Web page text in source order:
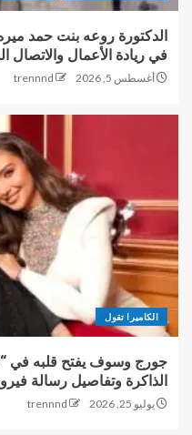
الدكتورة روعه بنت حمد
في ريادة الأعمال والاتصال
أغسطس 5, 2026 trennnd
الكاميرا تقول
جورج وسوف يفتح قلبه في
الذاكرة وتفاصيل رسالة
يوليو 25, 2026 trennnd